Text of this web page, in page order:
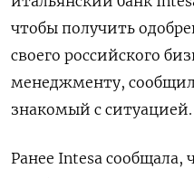
чтобы получить
своего российского
менеджменту,
знакомый с ситуацией.
Ранее Intesa сообщала,